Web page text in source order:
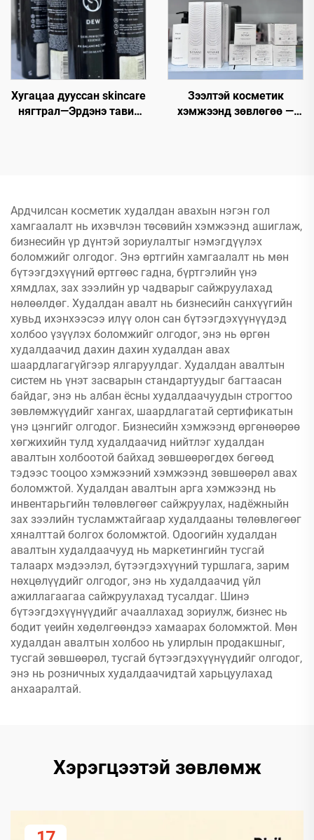
худалдаад байна.
Хугацаа дууссан skincare
нягтрал—Эрдэнэ тавих
Зээлтэй косметик
хэмжээнд зөвлөгөө —
Ардчилсан косметик худалдан авахын нэгэн гол
хамгаалалт нь ихэвчлэн төсөвийн хэмжээнд ашиглаж,
бизнесийн үр дүнтэй зориулалтыг нэмэгдүүлэх
боломжийг олгодог. Энэ өртгийн хамгаалалт нь мөн
бүтээгдэхүүний өртгөөс гадна, бүртгэлийн үнэ
хямдлах, зах зээлийн ур чадварыг сайжруулахад
нөлөөлдөг. Худалдан авалт нь бизнесийн санхүүгийн
хувьд ихэнхээсээ илүү олон сан бүтээгдэхүүнүүдэд
холбоо үзүүлэх боломжийг олгодог, энэ нь өргөн
худалдаачид дахин дахин худалдан авах
шаардлагагүйгээр ялгаруулдаг. Худалдан авалтын
систем нь үнэт засварын стандартуудыг багтаасан
байдаг, энэ нь албан ёсны худалдаачуудын строгтоо
зөвлөмжүүдийг хангах, шаардлагатай сертификатын
үнэ цэнгийг олгодог. Бизнесийн хэмжээнд өргөнөөрөө
хөгжихийн тулд худалдаачид нийтлэг худалдан
авалтын холбоотой байхад зөвшөөрөгдөх бөгөөд
тэдээс тооцоо хэмжээний хэмжээнд зөвшөөрөл авах
боломжтой. Худалдан авалтын арга хэмжээнд нь
инвентарьгийн төлөвлөгөөг сайжруулах, надёжныйн
зах зээлийн тусламжтайгаар худалдааны төлөвлөгөөг
хяналттай болгох боломжтой. Одоогийн худалдан
авалтын худалдаачууд нь маркетингийн тусгай
талаарх мэдээлэл, бүтээгдэхүүний туршлага, зарим
нөхцөлүүдийг олгодог, энэ нь худалдаачид үйл
ажиллагаагаа сайжруулахад тусалдаг. Шинэ
бүтээгдэхүүнүүдийг ачааллахад зориулж, бизнес нь
бодит үеийн хөдөлгөөндээ хамаарах боломжтой. Мөн
худалдан авалтын холбоо нь улирлын продакшныг,
тусгай зөвшөөрөл, тусгай бүтээгдэхүүнүүдийг олгодог,
энэ нь розничных худалдаачидтай харьцуулахад
анхааралтай.
Хэрэгцээтэй зөвлөмж